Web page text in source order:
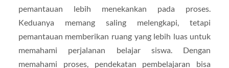
pemantauan lebih menekankan pada proses.
Keduanya memang saling melengkapi, tetapi
pemantauan memberikan ruang yang lebih luas untuk
memahami perjalanan belajar siswa. Dengan
memahami proses, pendekatan pembelajaran bisa